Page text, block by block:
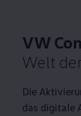
VW
Welt
Die
das digitale